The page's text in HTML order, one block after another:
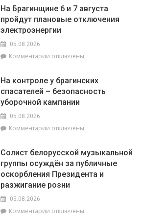
приём
граждан
дерево
–
полей
его
На Брагинщине 6 и 7 августа
пройдут плановые отключения
электроэнергии
05.08.2026
Комментарии к
Брагинщине
6
и
пройдут
отключения
электроэнергии
отключены
На контроле у брагинских
спасателей – безопасность
уборочной кампании
05.08.2026
Комментарии к
контроле
у
брагинских
спасателей
уборочной
отключены
Солист белорусской музыкальной
группы осуждён за публичные
оскорбления Президента и
разжигание розни
05.08.2026
Комментарии котключены